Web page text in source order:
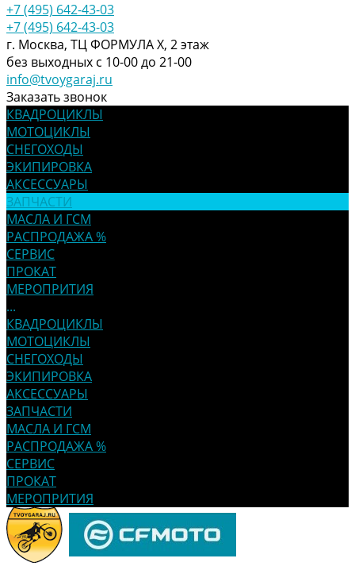
+7 (495) 642-43-03
+7 (495) 642-43-03
г. Москва, ТЦ ФОРМУЛА Х, 2 этаж
без выходных с 10-00 до 21-00
info@tvoygaraj.ru
Заказать звонок
КВАДРОЦИКЛЫ
МОТОЦИКЛЫ
СНЕГОХОДЫ
ЭКИПИРОВКА
АКСЕССУАРЫ
ЗАПЧАСТИ
МАСЛА И ГСМ
РАСПРОДАЖА %
СЕРВИС
ПРОКАТ
МЕРОПРИТИЯ
...
КВАДРОЦИКЛЫ
МОТОЦИКЛЫ
СНЕГОХОДЫ
ЭКИПИРОВКА
АКСЕССУАРЫ
ЗАПЧАСТИ
МАСЛА И ГСМ
РАСПРОДАЖА %
СЕРВИС
ПРОКАТ
МЕРОПРИТИЯ